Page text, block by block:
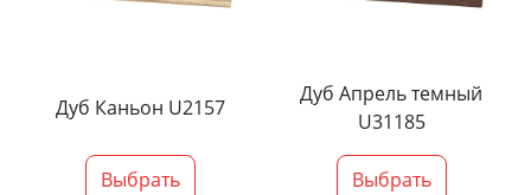
Дуб Каньон U2157
Выбрать
Дуб Апрель темный
U31185
Выбрать